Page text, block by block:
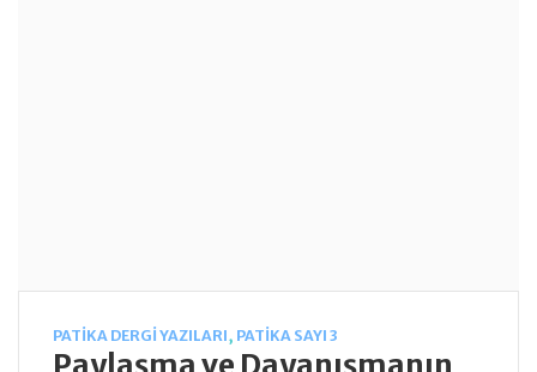
PATIKA DERGI YAZILARI , PATIKA SAYI 3